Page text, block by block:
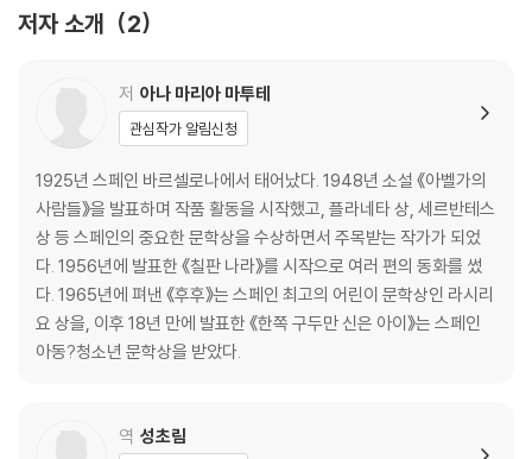
저자 소개 2
저 아나 마리아 마투테
관심작가 알림신청
1925년 스페인 바르셀로나에서 태어났다. 1948년 소설 《아벨가의
사람들》을 발표하며 작품 활동을 시작했고, 플라네타 상, 세르반테스
상 등 스페인의 중요한 문학상을 수상하면서 주목받는 작가가 되었
다. 1956년에 발표한 《칠판 나라》를 시작으로 여러 편의 동화를 썼
다. 1965년에 펴낸 《후후》는 스페인 최고의 어린이 문학상인 라시리
요 상을, 이후 18년 만에 발표한 《한쪽 구두만 신은 아이》는 스페인
아동?청소년 문학상을 받았다.
역 성초림